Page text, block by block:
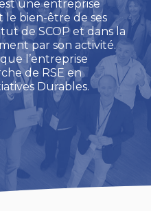
une entreprise
le bien-être de ses
de SCOP et dans la
par son activité.
l’entreprise
de RSE en
Durables.